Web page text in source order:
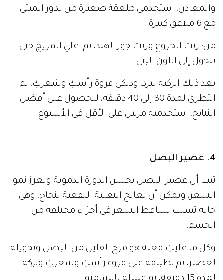
والمعادن، استخدمي ملعقة صغيرة من بذور الميثي
مع 6 ملاعق كبيرة
من: زيت الخروع وزيت جوز الهند، ثم اغلي المزيج حتى
يتحول إلى اللون البني.
بعد ذلك اتركيه يبرد، ودلكي فروة رأسكِ وشعركِ، ثم
انتظري لمدة 30 إلى 40 دقيقة، للحصول على أفضل
النتائج، استخدميه مرتين على الأقل في الأسبوع.
4. عصير البصل
ثبت أن عصير البصل يحسن الدورة الدموية ويعزز نمو
الشعر، ويمكن أن يعالج الثعلبة البقعية بنجاح، وهي
حالة تسبب تساقط الشعر في أجزاء مختلفة من
الجسم.
وكل ما عليكِ فعله هو مزج القليل من البصل وتحويله
لعصير، ثم تطبيقه على فروة رأسكِ وشعركِ وتركه